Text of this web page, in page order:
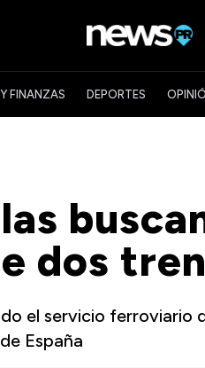
FINANZAS DEPORTES
dos
el servicio ferroviario
España